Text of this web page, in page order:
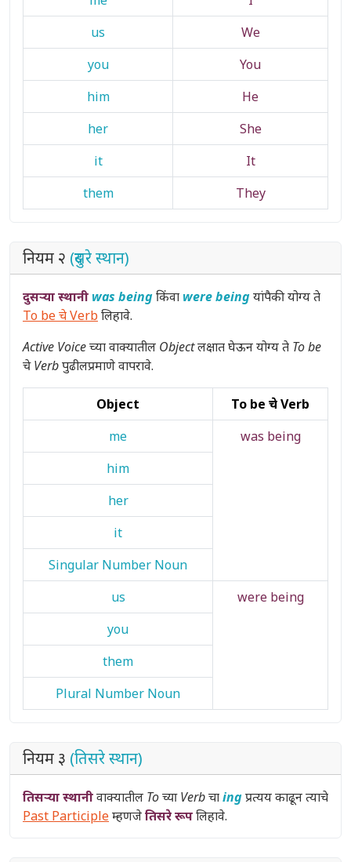
us
We
you
You
him
He
her
She
it
It
them
They
नियम २ (दुसरे स्थान)
दुसऱ्या स्थानी was beingकिंवा were beingयांपैकी योग्य ते
To be चे Verbलिहावे.
Active Voiceच्या वाक्यातील Objectलक्षात घेऊन योग्य ते To be
चे Verbपुढीलप्रमाणे वापरावे.
Object
To be चे Verb
me
was being
him
her
it
Singular Number Noun
us
were being
you
them
Plural Number Noun
नियम ३ (तिसरे स्थान)
तिसऱ्या स्थानीवाक्यातील To च्या Verbचाingप्रत्यय काढून त्याचे
Past Participleम्हणजेतिसरे रूपलिहावे.